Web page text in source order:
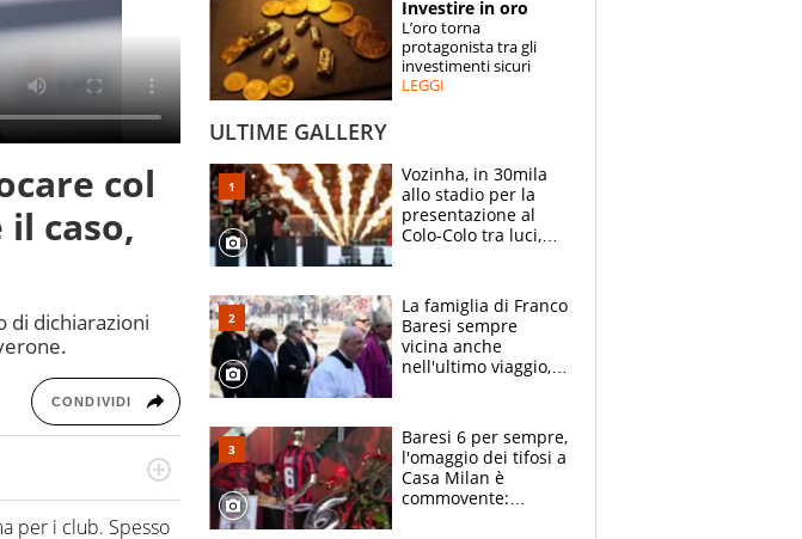
ESPERTI
CONTATTI
col
caso,
di dichiarazioni
CONDIVIDI
in Italia. Il calcio
Virgilio Sport
per i club. Spesso
Investire in oro
L’oro torna
protagonista tra gli
investimenti sicuri
LEGGI
ULTIME GALLERY
Vozinha, in 30mila
allo stadio per la
presentazione al
Colo-Colo tra luci,
La famiglia di Franco
Baresi sempre
vicina anche
nell'ultimo viaggio,
circondati
dall'affetto dei tifosi
Baresi 6 per sempre,
l'omaggio dei tifosi a
Casa Milan è
commovente: